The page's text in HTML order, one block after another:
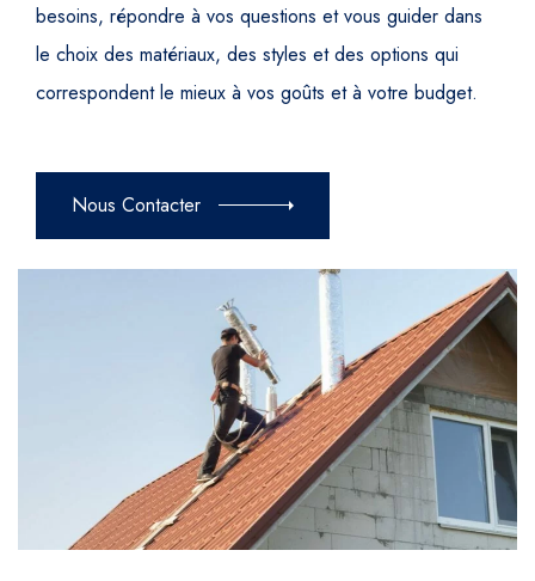
besoins, répondre à vos questions et vous guider dans
le choix des matériaux, des styles et des options qui
correspondent le mieux à vos goûts et à votre budget.
Nous Contacter